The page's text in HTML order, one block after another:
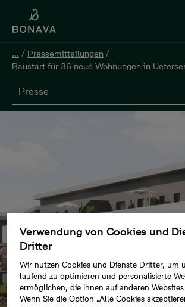
... / Pressemitteilungen /
Baustart für 36 neue Wohnungen in
Presse
Verwendung von Cookies und
Dritter
Wir nutzen Cookies und Dienste Dritter, um
laufend zu optimieren und personalisierte
ermöglichen, die Ihnen auf anderen
Wenn Sie die Option „Alle Cookies